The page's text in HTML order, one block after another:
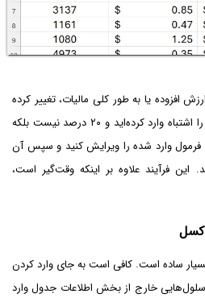
افزوده یا به طور کلی مالیات، تغییر کرده
یا متوجه شده‌اید که درصد مالیات را اشتباه وارد کرده‌اید و ۲۰ درصد نیست بلکه
فرمول وارد شده را ویرایش کنید و سپس آن
این فرآیند علاوه بر اینکه وقت‌گیر است،
ساده است. کافی است به جای وارد کردن
سلول‌هایی خارج از بخش اطلاعات جدول وارد